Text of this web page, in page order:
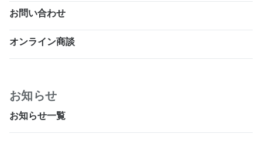
お問い合わせ
オンライン商談
お知らせ
お知らせ一覧